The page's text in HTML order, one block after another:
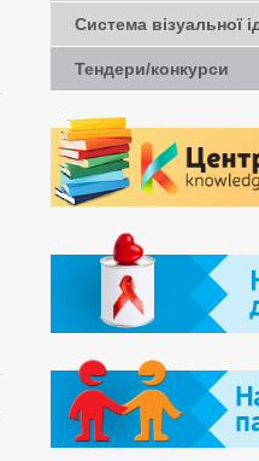
Система візуальної
Тендери/конкурси